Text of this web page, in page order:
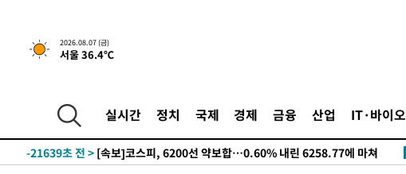
2026.08.07 (금)
서울 36.4℃
실시간 정치 국제 경제 금융 산업 IT·바이오
갈 수도
-27537초 전 >낮 최고 37도 찜통더위…곳곳 소나기·강원 많은 비[내일날씨]
-25843초 전 >SK하이닉스, 용인·청주 팹에 54조 투자…"AI 메모리 수요 선제 대
-21952초 전 >
외국인 심판 성 접대 7경기 들여다보니…한국 축구 '5승 2무'
-21686초 전 >
-21639초 전 > [속보]코스피, 6200선 약보합…0.60% 내린 6258.77에 마쳐